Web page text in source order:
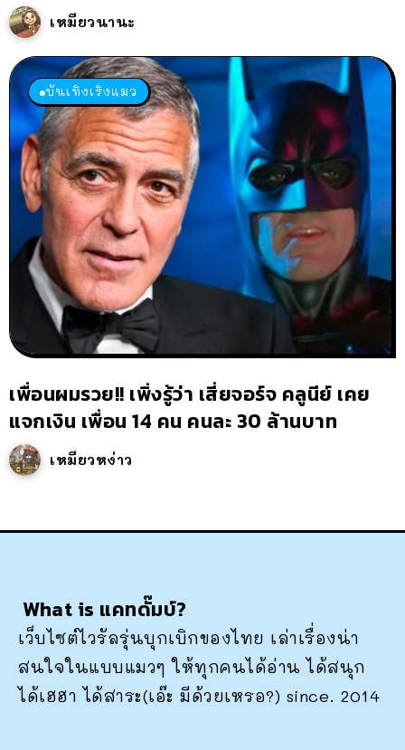
เหมียวนานะ
บันเทิงเริงแมว
เพื่อนผมรวย!! เพิ่งรู้ว่า เสี่ยจอร์จ คลูนีย์ เคย
แจกเงิน เพื่อน 14 คน คนละ 30 ล้านบาท
เหมียวหง่าว
What is แคทดั๊มบ์?
เว็บไซต์ไวรัลรุ่นบุกเบิกของไทย เล่าเรื่องน่า
สนใจในแบบแมวๆ ให้ทุกคนได้อ่าน ได้สนุก
ได้เฮฮา ได้สาระ(เอ๊ะ มีด้วยเหรอ?) since. 2014